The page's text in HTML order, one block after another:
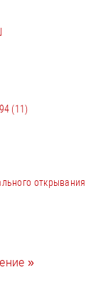
(11)
открывания
»